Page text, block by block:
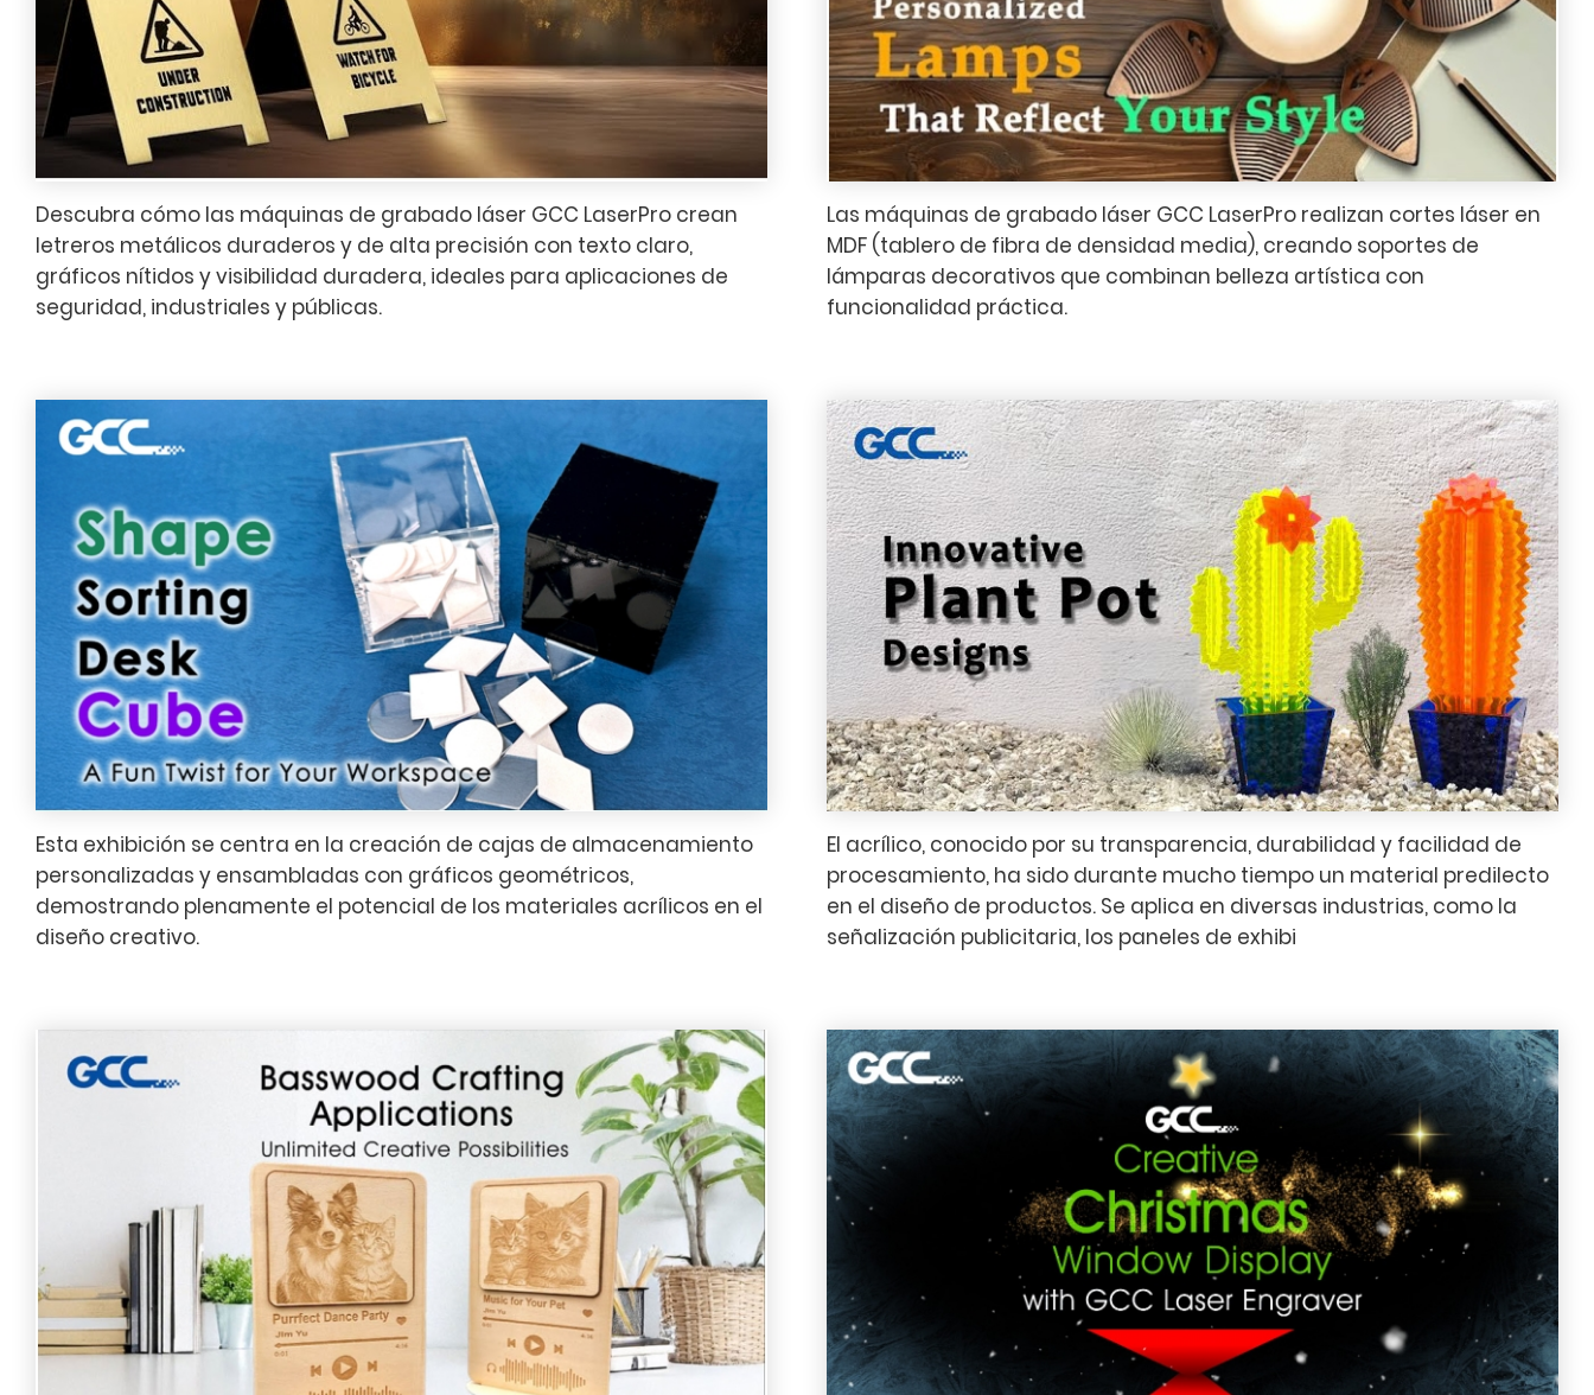
Descubra cómo las máquinas de grabado láser GCC LaserPro crean
letreros metálicos duraderos y de alta precisión con texto claro,
gráficos nítidos y visibilidad duradera, ideales para aplicaciones de
seguridad, industriales y públicas.
Las máquinas de grabado láser GCC LaserPro realizan cortes láser en
MDF (tablero de fibra de densidad media), creando soportes de
lámparas decorativos que combinan belleza artística con
funcionalidad práctica.
Esta exhibición se centra en la creación de cajas de almacenamiento
personalizadas y ensambladas con gráficos geométricos,
demostrando plenamente el potencial de los materiales acrílicos en el
diseño creativo.
El acrílico, conocido por su transparencia, durabilidad y facilidad de
procesamiento, ha sido durante mucho tiempo un material predilecto
en el diseño de productos. Se aplica en diversas industrias, como la
señalización publicitaria, los paneles de exhibi